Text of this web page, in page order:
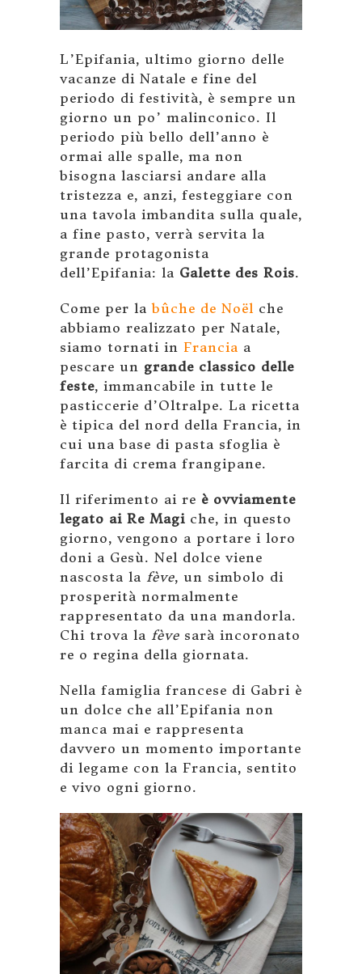
L’Epifania, ultimo giorno delle
vacanze di Natale e fine del
periodo di festività, è sempre un
giorno un po’ malinconico. Il
periodo più bello dell’anno è
ormai alle spalle, ma non
bisogna lasciarsi andare alla
tristezza e, anzi, festeggiare con
una tavola imbandita sulla quale,
a fine pasto, verrà servita la
grande protagonista
dell’Epifania: la Galette des Rois.
Come per labûche de Noël che
abbiamo realizzato per Natale,
siamo tornati in Francia a
pescare un grande classico delle
feste, immancabile in tutte le
pasticcerie d’Oltralpe. La ricetta
è tipica del nord della Francia, in
cui una base di pasta sfoglia è
farcita di crema frangipane.
Il riferimento ai re è ovviamente
legato ai Re Magi che, in questo
giorno, vengono a portare i loro
doni a Gesù. Nel dolce viene
nascosta la fève, un simbolo di
prosperità normalmente
rappresentato da una mandorla.
Chi trova la fève sarà incoronato
re o regina della giornata.
Nella famiglia francese di Gabri è
un dolce che all’Epifania non
manca mai e rappresenta
davvero un momento importante
di legame con la Francia, sentito
e vivo ogni giorno.